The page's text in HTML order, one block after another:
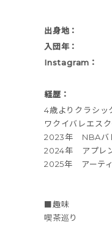
出身地：
入団年：
Instagram：
経歴：
4歳よりクラシッ
ワクイバレエス
2023年 NBAバ
2024年 アプレ
2025年 アーテ
■趣味
喫茶巡り